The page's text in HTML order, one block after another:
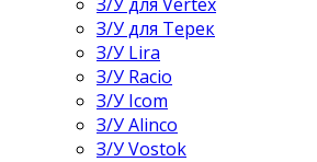
З/У для Терек
З/У Lira
З/У Racio
З/У Icom
З/У Alinco
З/У Vostok